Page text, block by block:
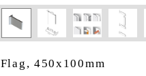
Flag, 450x100mm